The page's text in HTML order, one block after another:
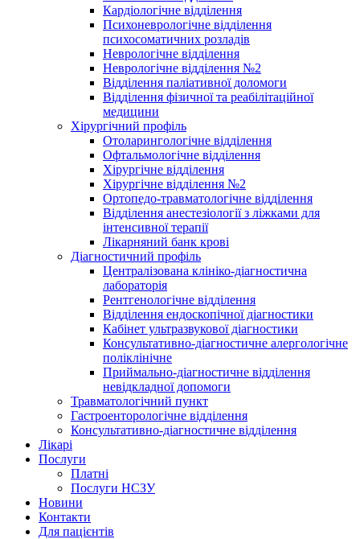
Кардіологічне відділення
Психоневрологічне відділення
психосоматичних розладів
Неврологічне відділення
Неврологічне відділення №2
Відділення паліативної доломоги
Відділення фізичної та реабілітаційної
медицини
Хірургічний профіль
Отоларингологічне відділення
Офтальмологічне відділення
Хірургічне відділення
Хірургічне відділення №2
Ортопедо-травматологічне відділення
Відділення анестезіології з ліжками для
інтенсивної терапії
Лікарняний банк крові
Діагностичний профіль
Централізована клініко-діагностична
лабораторія
Рентгенологічне відділення
Відділення ендоскопічної діагностики
Кабінет ультразвукової діагностики
Консультативно-діагностичне алергологічне
поліклінічне
Приймально-діагностичне відділення
невідкладної допомоги
Травматологічний пункт
Гастроенторологічне відділення
Консультативно-діагностичне відділення
Лікарі
Послуги
Платні
Послуги НСЗУ
Новини
Контакти
Для пацієнтів